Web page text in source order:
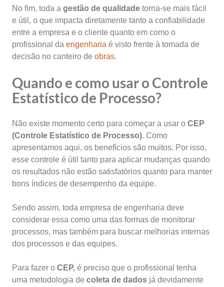
No fim, toda a gestão de qualidade torna-se mais fácil
e útil, o que impacta diretamente tanto a confiabilidade
entre a empresa e o cliente quanto em como o
profissional da engenharia é visto frente à tomada de
decisão no canteiro de obras.
Quando e como usar o Controle
Estatístico de Processo?
Não existe momento certo para começar a usar o CEP
(Controle Estatístico de Processo). Como
apresentamos aqui, os benefícios são muitos. Por isso,
esse controle é útil tanto para aplicar mudanças quando
os resultados não estão satisfatórios quanto para manter
bons índices de desempenho da equipe.
Sendo assim, toda empresa de engenharia deve
considerar essa como uma das formas de monitorar
processos, mas também para buscar melhorias internas
dos processos e das equipes.
Para fazer o CEP, é preciso que o profissional tenha
uma metodologia de coleta de dados já devidamente